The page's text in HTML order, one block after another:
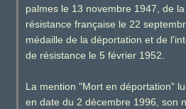
palmes le 13 novembre 1947, de
résistance française le 22
médaille de la déportation et de
de résistance le 5 février 1952.
La mention "Mort en déportation"
en date du 2 décembre 1996, son